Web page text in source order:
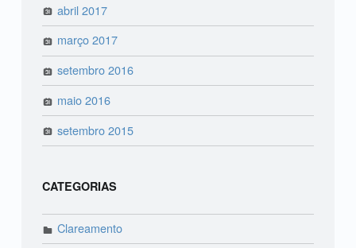
abril 2017
março 2017
setembro 2016
maio 2016
setembro 2015
CATEGORIAS
Clareamento